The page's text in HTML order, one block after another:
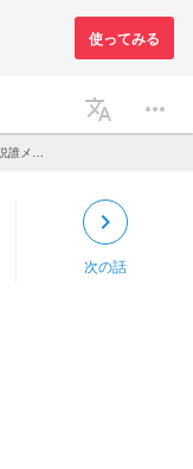
translate more_horiz
keyboard_arrow_right
次の話